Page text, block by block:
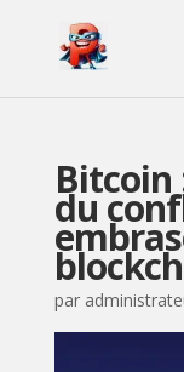
Bitcoin
du
par